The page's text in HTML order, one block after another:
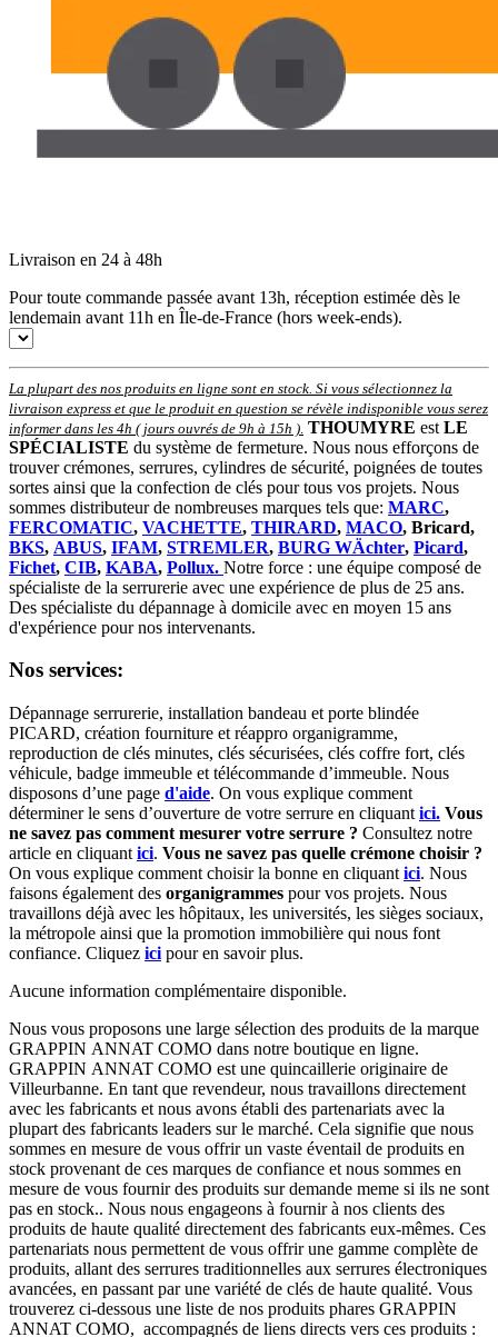
Livraison en 24 à 48h
Pour toute commande passée avant 13h, réception estimée dès le
lendemain avant 11h en Île-de-France (hors week-ends).
La plupart des nos produits en ligne sont en stock. Si vous sélectionnez la
livraison express et que le produit en question se révèle indisponible vous serez
informer dans les 4h ( jours ouvrés de 9h à 15h ) THOUMYRE est LE
SPÉCIALISTE du système de fermeture. Nous nous efforçons de
trouver crémones, serrures, cylindres de sécurité, poignées de toutes
sortes ainsi que la confection de clés pour tous vos projets. Nous
sommes distributeur de nombreuses marques tels que: MARC,
FERCOMATIC, VACHETTE, THIRARD, MACO, Bricard,
BKS, ABUS, IFAM, STREMLER, BURG WÄchter, Picard,
Fichet, CIB, KABA, Pollux. Notre force : une équipe composé de
spécialiste de la serrurerie avec une expérience de plus de 25 ans.
Des spécialiste du dépannage à domicile avec en moyen 15 ans
d'expérience pour nos intervenants.
Nos services:
Dépannage serrurerie, installation bandeau et porte blindée
PICARD, création fourniture et réappro organigramme,
reproduction de clés minutes, clés sécurisées, clés coffre fort, clés
véhicule, badge immeuble et télécommande d’immeuble. Nous
disposons d’une page d'aide. On vous explique comment
déterminer le sens d’ouverture de votre serrure en cliquant ici. Vous
ne savez pas comment mesurer votre serrure ? Consultez notre
article en cliquant ici. Vous ne savez pas quelle crémone choisir ?
On vous explique comment choisir la bonne en cliquant ici. Nous
faisons également des organigrammes pour vos projets. Nous
travaillons déjà avec les hôpitaux, les universités, les sièges sociaux,
la métropole ainsi que la promotion immobilière qui nous font
confiance. Cliquez ici pour en savoir plus.
Aucune information complémentaire disponible.
Nous vous proposons une large sélection des produits de la marque
GRAPPIN ANNAT COMO dans notre boutique en ligne.
GRAPPIN ANNAT COMO est une quincaillerie originaire de
Villeurbanne. En tant que revendeur, nous travaillons directement
avec les fabricants et nous avons établi des partenariats avec la
plupart des fabricants leaders sur le marché. Cela signifie que nous
sommes en mesure de vous offrir un vaste éventail de produits en
stock provenant de ces marques de confiance et nous sommes en
mesure de vous fournir des produits sur demande meme si ils ne sont
pas en stock.. Nous nous engageons à fournir à nos clients des
produits de haute qualité directement des fabricants eux-mêmes. Ces
partenariats nous permettent de vous offrir une gamme complète de
produits, allant des serrures traditionnelles aux serrures électroniques
avancées, en passant par une variété de clés de haute qualité. Vous
trouverez ci-dessous une liste de nos produits phares GRAPPIN
ANNAT COMO, accompagnés de liens directs vers ces produits :